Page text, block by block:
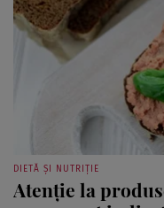
DIETĂ ȘI NUTRIȚIE
Atenție la